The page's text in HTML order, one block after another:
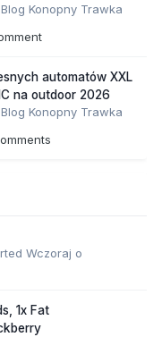
Blog Konopny Trawka
automatów XXL
na outdoor 2026
Blog Konopny Trawka
Wczoraj o
1x Fat